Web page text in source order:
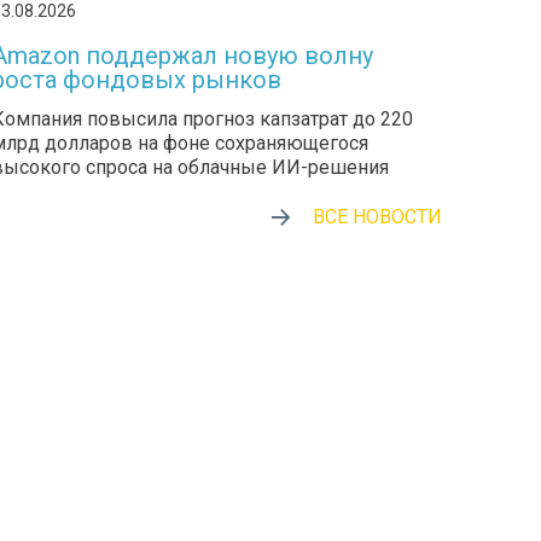
поддержал новую волну
фондовых рынков
повысила прогноз капзатрат до 220
долларов на фоне сохраняющегося
спроса на облачные ИИ-решения
ВСЕ НОВОСТИ